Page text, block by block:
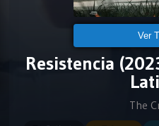
Ver
Resistencia
The